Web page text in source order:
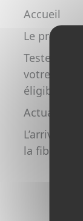
Accueil
Le projet
Testez
votre
éligibilité
Actualités
L’arrivée de
la fibre